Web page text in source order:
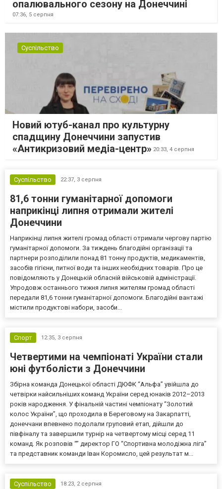
опалювального сезону на Донеччині
07:36, 5 серпня
Суспільство
Новий ютуб-канал про культурну
спадщину Донеччини запустив
«Антикризовий медіа-центр» 20:33, 4 серпня
Суспільство 22:37, 3 серпня
81,6 тонни гуманітарної допомоги
наприкінці липня отримали жителі
Донеччини
Наприкінці липня жителі громад області отримали чергову партію
гуманітарної допомоги. За тиждень благодійні організації та
партнери розподілили понад 81 тонну продуктів, медикаментів,
засобів гігієни, питної води та інших необхідних товарів. Про це
повідомляють у Донецькій обласній військовій адміністрації.
Упродовж останнього тижня липня жителям громад області
передали 81,6 тонни гуманітарної допомоги. Благодійні вантажі
містили продуктові набори, засоби...
Спорт 12:35, 3 серпня
Четвертими на чемпіонаті України стали
юні футболісти з Донеччини
Збірна команда Донецької області ДЮФК “Альфа” увійшла до
четвірки найсильніших команд України серед юнаків 2012–2013
років народження. У фінальній частині чемпіонату “Золотий
колос України”, що проходила в Береговому на Закарпатті,
донеччани впевнено подолали груповий етап, дійшли до
півфіналу та завершили турнір на четвертому місці серед 11
команд. Як розповів “” директор ГО “Спортивна молодіжна ліга”
та представник команди Іван Коромисло, цей результат м...
Суспільство 18:23, 2 серпня